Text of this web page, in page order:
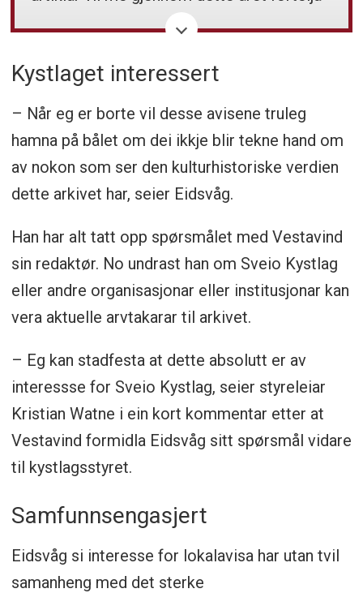
avisa si historie og presentera ein del av
ulike tider har vore med på å prega
utviklinga.
Klikk på taggen VESTAVIND 40 ÅR nedst i
saka, så får du opp alle sakene så langt
om historien til Vestavind.
Kystlaget interessert
– Når eg er borte vil desse avisene truleg
hamna på bålet om dei ikkje blir tekne hand om
av nokon som ser den kulturhistoriske verdien
dette arkivet har, seier Eidsvåg.
Han har alt tatt opp spørsmålet med Vestavind
sin redaktør. No undrast han om Sveio Kystlag
eller andre organisasjonar eller institusjonar kan
vera aktuelle arvtakarar til arkivet.
– Eg kan stadfesta at dette absolutt er av
interessse for Sveio Kystlag, seier styreleiar
Kristian Watne i ein kort kommentar etter at
Vestavind formidla Eidsvåg sitt spørsmål vidare
til kystlagsstyret.
Samfunnsengasjert
Eidsvåg si interesse for lokalavisa har utan tvil
samanheng med det sterke